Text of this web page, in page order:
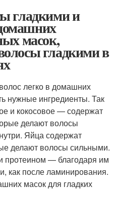
гладкими и
масок,
гладкими в
легко в домашних
нужные ингредиенты. Так
и кокосовое — содержат
делают волосы
Яйца содержат
делают волосы сильными.
протеином — благодаря им
как после ламинирования.
масок для гладких